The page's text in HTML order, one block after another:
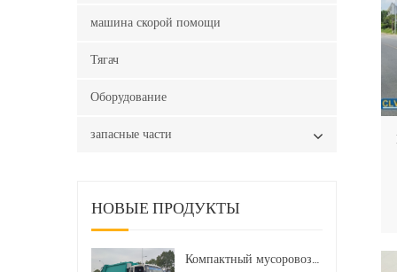
машина скорой помощи
Тягач
Оборудование
запасные части
НОВЫЕ ПРОДУКТЫ
Компактный мусоровоз HOWO LHD 4x2 160 л.с. 12 куб. м